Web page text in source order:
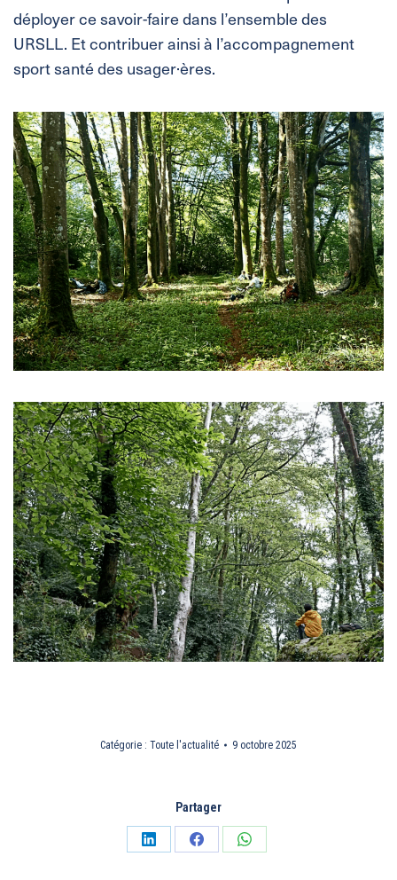
déployer ce savoir-faire dans l’ensemble des
URSLL. Et contribuer ainsi à l’accompagnement
sport santé des usager·ères.
Catégorie : Toute l'actualité 9 octobre 2025
Partager
PartagerPartagerPartager